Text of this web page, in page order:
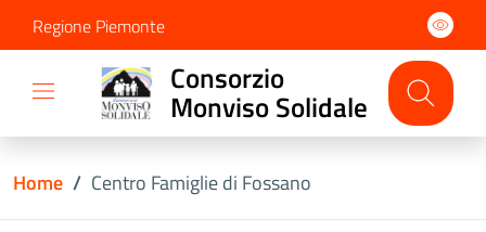
Regione Piemonte
Consorzio
Monviso Solidale
Home / Centro Famiglie di Fossano